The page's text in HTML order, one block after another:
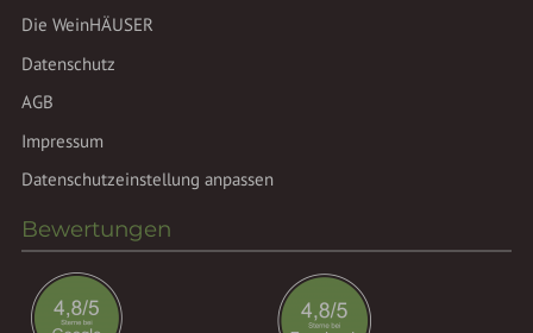
Die WeinHÄUSER
Datenschutz
AGB
Impressum
Datenschutzeinstellung anpassen
Bewertungen